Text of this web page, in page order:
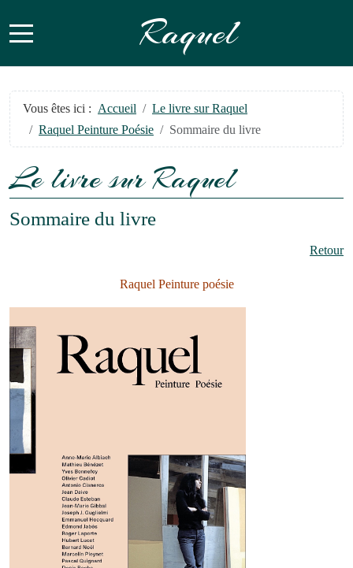
Mobile Menu Toggle Raquel
Vous êtes ici : Accueil
Le livre sur Raquel
Raquel Peinture Poésie
Sommaire du livre
Le livre sur Raquel
Sommaire du livre
Retour
Raquel Peinture poésie